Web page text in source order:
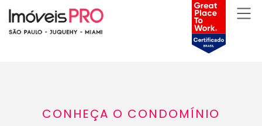
CONHEÇA O CONDOMÍNIO